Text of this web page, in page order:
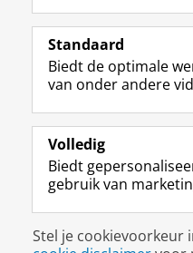
Volg de RUG
Studiekiezers
Alumni
Over ons
Disclaimer &
Standaard
Biedt de optimale
van onder andere
Volledig
Biedt
gebruik van
Stel je cookievoorkeur